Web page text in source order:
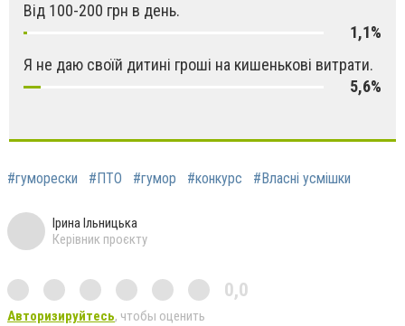
Від 100-200 грн в день.
1,1%
Я не даю своїй дитині гроші на кишенькові витрати.
5,6%
#гуморески #ПТО #гумор #конкурс #Власні усмішки
Ірина Ільницька
Керівник проєкту
0,0
Авторизируйтесь, чтобы оценить